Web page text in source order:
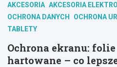
AKCESORIA AKCESORIA
OCHRONA DANYCH
OCHRONA
TABLETY
Ochrona ekranu: folie
hartowane – co